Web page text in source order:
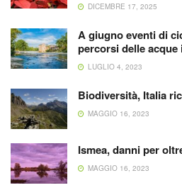
DICEMBRE 17, 2025
A giugno eventi di
percorsi delle acque
LUGLIO 4, 2023
Biodiversità, Italia
MAGGIO 16, 2023
Ismea, danni per
MAGGIO 16, 2023